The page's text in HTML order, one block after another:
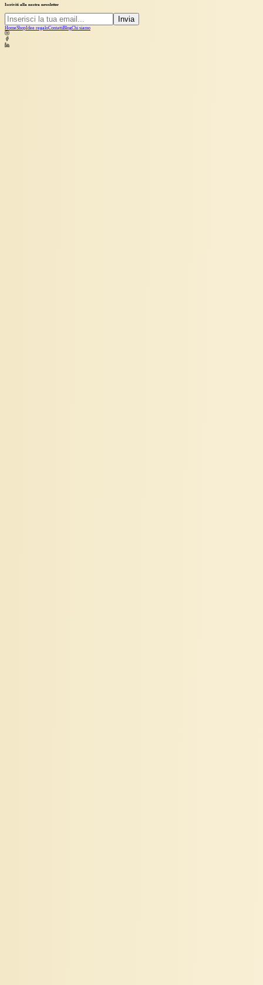
Iscriviti alla nostra newsletter
Invia
HomeShopIdee regaloContattiBlogChi siamo